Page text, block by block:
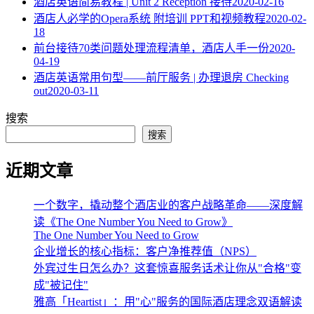
酒店人必学的Opera系统 附培训 PPT和视频教程2020-02-
18
​前台接待70类问题处理流程清单，酒店人手一份2020-
04-19
酒店英语常用句型——前厅服务 | 办理退房 Checking
out2020-03-11
搜索
搜索
近期文章
一个数字，撬动整个酒店业的客户战略革命——深度解
读《The One Number You Need to Grow》
The One Number You Need to Grow
企业增长的核心指标：客户净推荐值（NPS）
外宾过生日怎么办？这套惊喜服务话术让你从"合格"变
成"被记住"
雅高「Heartist」：用"心"服务的国际酒店理念双语解读